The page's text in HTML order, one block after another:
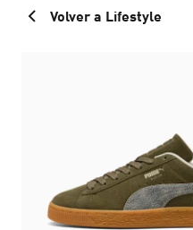
Volver a Lifestyle